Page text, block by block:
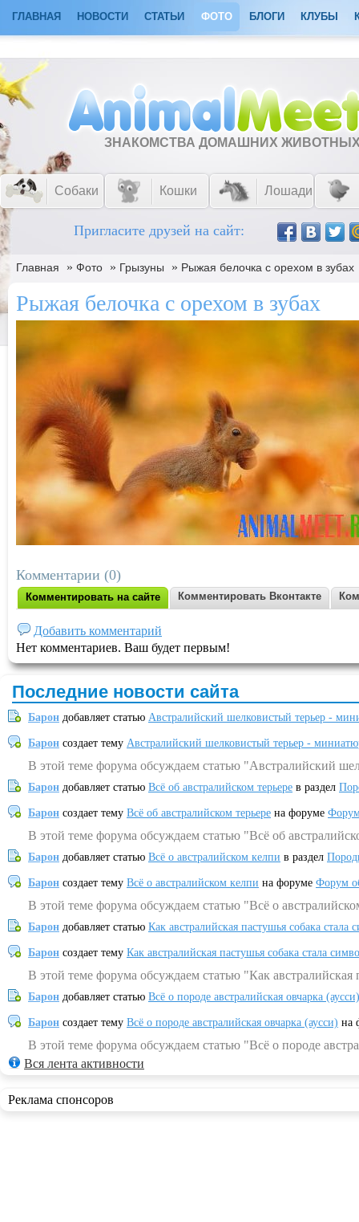
ГЛАВНАЯ НОВОСТИ СТАТЬИ ФОТО БЛОГИ КЛУБЫ
ЗНАКОМСТВА ДОМАШНИХ
Собаки Кошки Лошади
Пригласите друзей на сайт:
Главная » Фото » Грызуны » Рыжая белочка с орехом в зубах
Рыжая белочка с орехом в зубах
Комментарии (0)
Комментировать на сайте Комментировать Вконтакте
Добавить комментарий
Нет комментариев. Ваш будет первым!
Последние новости сайта
Барон добавляет статью Австралийский шелковистый терьер -
Барон создает тему Австралийский шелковистый терьер -
В этой теме форума обсуждаем статью "Австралийский
Барон добавляет статью Всё об австралийском терьере в раздел
Барон создает тему Всё об австралийском терьере на форуме
В этой теме форума обсуждаем статью "Всё об
Барон добавляет статью Всё о австралийском келпи в раздел
Барон создает тему Всё о австралийском келпи на форуме Форум
В этой теме форума обсуждаем статью "Всё о
Барон добавляет статью Как австралийская пастушья собака
Барон создает тему Как австралийская пастушья собака стала
В этой теме форума обсуждаем статью "Как
Барон добавляет статью Всё о породе австралийская овчарка (аусси)
Барон создает тему Всё о породе австралийская овчарка (аусси) на
В этой теме форума обсуждаем статью "Всё о породе
Вся лента активности
Реклама спонсоров